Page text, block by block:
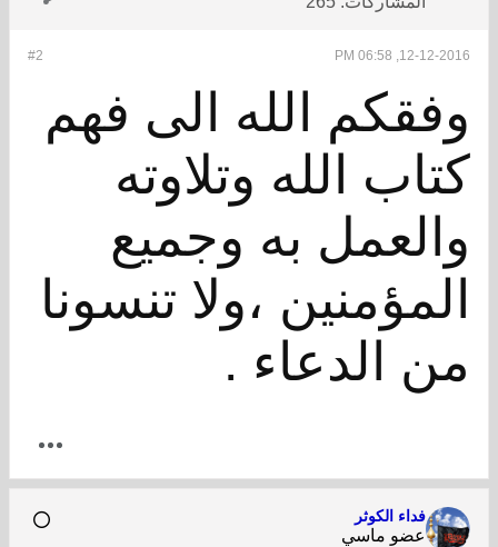
#2 12-12-2016, 06:58 PM
وفقكم الله الى فهم
كتاب الله وتلاوته
والعمل به وجميع
المؤمنين ،ولا تنسونا
من الدعاء .
فداء الكوثر
عضو ماسي